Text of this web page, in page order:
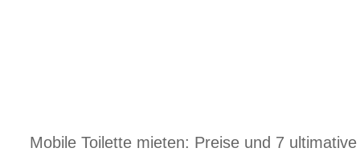
Mobile Toilette mieten: Preise und 7